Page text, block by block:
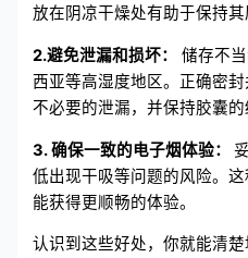
放在阴凉干燥处有助于保持其
2.避免泄漏和损坏：
储存不
西亚等高湿度地区。正确密
不必要的泄漏，并保持胶囊的
3. 确保一致的电子烟体验：
低出现干吸等问题的风险。
能获得更顺畅的体验。
认识到这些好处，你就能清